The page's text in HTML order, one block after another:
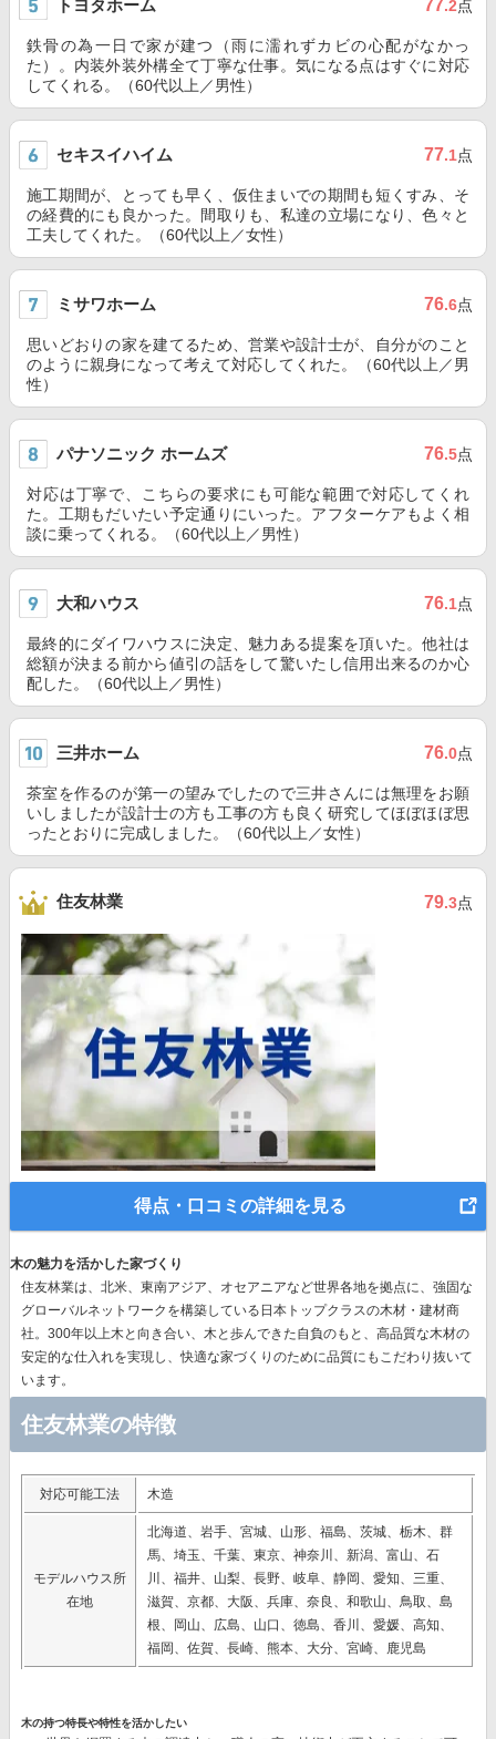
トヨタホーム 77.2点
鉄骨の為一日で家が建つ（雨に濡れずカビの心配がなかっ
た）。内装外装外構全て丁寧な仕事。気になる点はすぐに対応
してくれる。（60代以上／男性）
セキスイハイム 77.1点
施工期間が、とっても早く、仮住まいでの期間も短くすみ、そ
の経費的にも良かった。間取りも、私達の立場になり、色々と
工夫してくれた。（60代以上／女性）
ミサワホーム 76.6点
思いどおりの家を建てるため、営業や設計士が、自分がのこと
のように親身になって考えて対応してくれた。（60代以上／男
性）
パナソニック ホームズ 76.5点
対応は丁寧で、こちらの要求にも可能な範囲で対応してくれ
た。工期もだいたい予定通りにいった。アフターケアもよく相
談に乗ってくれる。（60代以上／男性）
大和ハウス 76.1点
最終的にダイワハウスに決定、魅力ある提案を頂いた。他社は
総額が決まる前から値引の話をして驚いたし信用出来るのか心
配した。（60代以上／男性）
三井ホーム 76.0点
茶室を作るのが第一の望みでしたので三井さんには無理をお願
いしましたが設計士の方も工事の方も良く研究してほぼほぼ思
ったとおりに完成しました。（60代以上／女性）
住友林業 79.3点
得点・口コミの詳細を見る
木の魅力を活かした家づくり
住友林業は、北米、東南アジア、オセアニアなど世界各地を拠点に、強固な
グローバルネットワークを構築している日本トップクラスの木材・建材商
社。300年以上木と向き合い、木と歩んできた自負のもと、高品質な木材の
安定的な仕入れを実現し、快適な家づくりのために品質にもこだわり抜いて
います。
住友林業の特徴
対応可能工法 木造
モデルハウス所
在地
北海道、岩手、宮城、山形、福島、茨城、栃木、群
馬、埼玉、千葉、東京、神奈川、新潟、富山、石
川、福井、山梨、長野、岐阜、静岡、愛知、三重、
滋賀、京都、大阪、兵庫、奈良、和歌山、鳥取、島
根、岡山、広島、山口、徳島、香川、愛媛、高知、
福岡、佐賀、長崎、熊本、大分、宮崎、鹿児島
木の持つ特長や特性を活かしたい